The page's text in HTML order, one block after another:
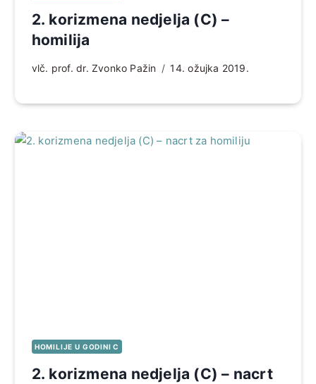
2. korizmena nedjelja (C) –
homilija
vlč. prof. dr. Zvonko Pažin 14. ožujka 2019.
HOMILIJE U GODINI C
2. korizmena nedjelja (C) – nacrt